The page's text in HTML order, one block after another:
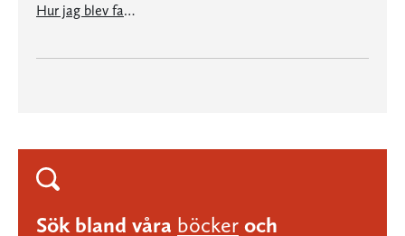
Hur jag blev fakir och andra berättelser
Sök bland våra böcker och